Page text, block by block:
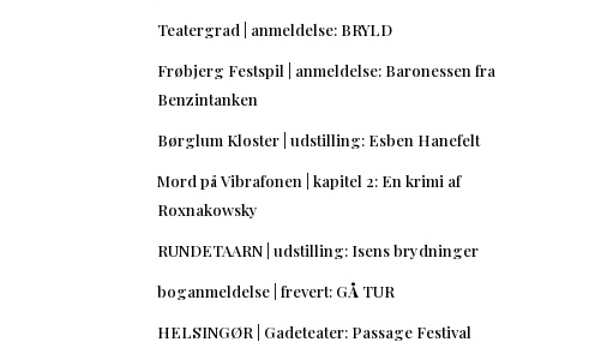
Teatergrad | anmeldelse: BRYLD
Frøbjerg Festspil | anmeldelse: Baronessen fra
Benzintanken
Børglum Kloster | udstilling: Esben Hanefelt
Mord på Vibrafonen | kapitel 2: En krimi af
Roxnakowsky
RUNDETAARN | udstilling: Isens brydninger
boganmeldelse | frevert: GÅ TUR
HELSINGØR | Gadeteater: Passage Festival